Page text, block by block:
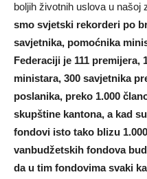
boljih životnih uslova u našoj
smo svjetski rekorderi po
savjetnika, pomoćnika
Federaciji je 111 premijera,
ministara, 300 savjetnika
poslanika, preko 1.000
skupštine kantona, a kad
fondovi isto tako blizu
vanbudžetskih fondova
da u tim fondovima svaki